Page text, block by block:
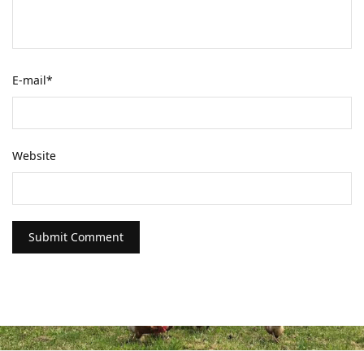
E-mail*
Website